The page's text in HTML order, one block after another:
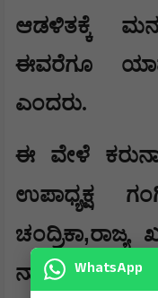
ಆಡಳಿತಕ್ಕೆ
ಈವರೆಗೂ
ಎಂದರು.
ಈ ವೇಳೆ
ಉಪಾಧ್ಯಕ್ಷ
ಚಂದ್ರಿಕಾ,ರಾಜ್ಯ
WhatsApp